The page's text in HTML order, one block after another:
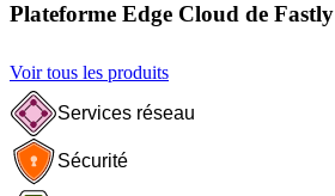
Plateforme Edge Cloud de Fastly
Voir tous les produits
Services réseau
Sécurité